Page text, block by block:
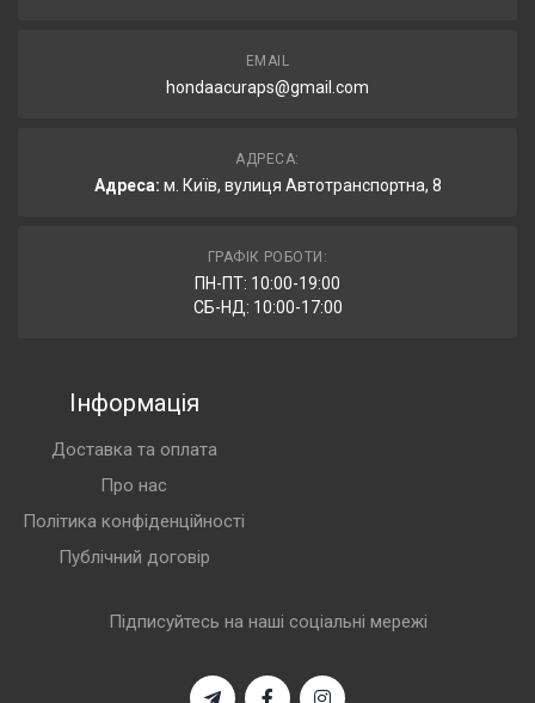
EMAIL
hondaacuraps@gmail.com
АДРЕСА:
Адреса: м. Київ, вулиця Автотранспортна, 8
ГРАФІК РОБОТИ:
ПН-ПТ: 10:00-19:00
СБ-НД: 10:00-17:00
Інформація
Доставка та оплата
Про нас
Політика конфіденційності
Публічний договір
Підписуйтесь на наші соціальні мережі